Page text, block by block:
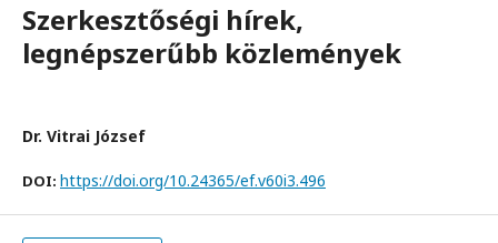
Szerkesztőségi hírek,
legnépszerűbb közlemények
Dr. Vitrai József
DOI: https://doi.org/10.24365/ef.v60i3.496